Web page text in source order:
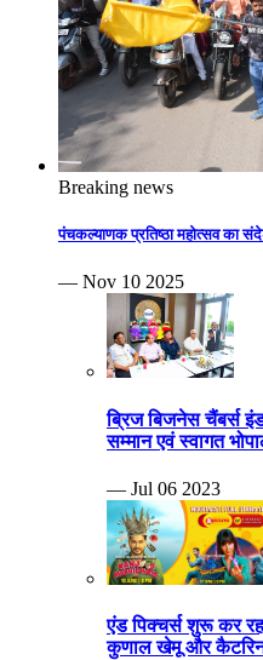
Breaking news
पंचकल्याणक प्रतिष्ठा महोत्सव का
— Nov 10 2025
ब्रिज बिजनेस चैंबर्स
सम्मान एवं स्वागत
— Jul 06 2023
एंड पिक्चर्स शुरू कर
कुणाल खेमू और